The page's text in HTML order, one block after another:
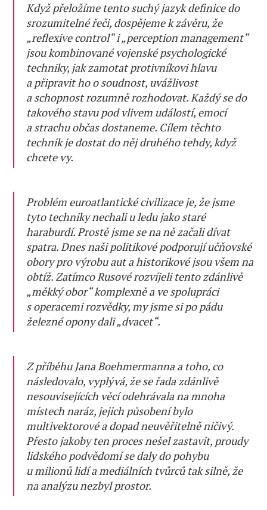
Když přeložíme tento suchý jazyk definice do
srozumitelné řeči, dospějeme k závěru, že
„reflexive control“ i „perception management“
jsou kombinované vojenské psychologické
techniky, jak zamotat protivníkovi hlavu
a připravit ho o soudnost, uvážlivost
a schopnost rozumně rozhodovat. Každý se do
takového stavu pod vlivem událostí, emocí
a strachu občas dostaneme. Cílem těchto
technik je dostat do něj druhého tehdy, když
chcete vy.
Problém euroatlantické civilizace je, že jsme
tyto techniky nechali u ledu jako staré
haraburdí. Prostě jsme se na ně začali dívat
spatra. Dnes naši politikové podporují učňovské
obory pro výrobu aut a historikové jsou všem na
obtíž. Zatímco Rusové rozvíjeli tento zdánlivě
„měkký obor“ komplexně a ve spolupráci
s operacemi rozvědky, my jsme si po pádu
železné opony dali „dvacet“.
Z příběhu Jana Boehmermanna a toho, co
následovalo, vyplývá, že se řada zdánlivě
nesouvisejících věcí odehrávala na mnoha
místech naráz, jejich působení bylo
multivektorové a dopad neuvěřitelně ničivý.
Přesto jakoby ten proces nešel zastavit, proudy
lidského podvědomí se daly do pohybu
u milionů lidí a mediálních tvůrců tak silně, že
na analýzu nezbyl prostor.